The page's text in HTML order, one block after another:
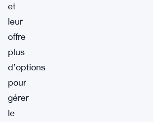
et
leur
offre
plus
d’options
pour
gérer
le